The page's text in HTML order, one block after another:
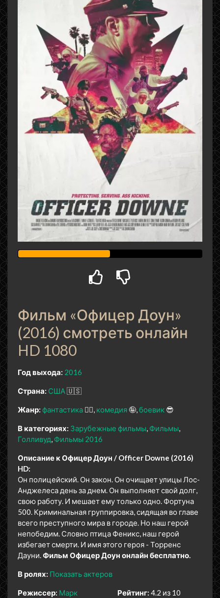
Фильм «Офицер Доун»
(2016) смотреть онлайн
HD 1080
Год выхода: 2016
Страна: США 🇺🇸
Жанр: фантастика 🧙‍♀️ комедия 🤪 боевик 😎
В категориях: Зарубежные фильмы Фильмы
Голливуд Фильмы 2016
Описание к Офицер Доун / Officer Downe (2016)
HD:
Он полицейский. Он закон. Он очищает улицы Лос-
Анджелеса день за днем. Он выполняет свой долг,
свою работу. И мешает ему только одно. Фортуна
500. Криминальная группировка, сидящая во главе
всего преступного мира в городе. Но наш герой
непобедим. Словно птица Феникс, наш герой
избегает смерти. И имя этого героя - Торренс
Дауни. Фильм Офицер Доун онлайн бесплатно.
В ролях: Показать актеров
Режиссер: Марк
Рейтинг: 4.2 из 10